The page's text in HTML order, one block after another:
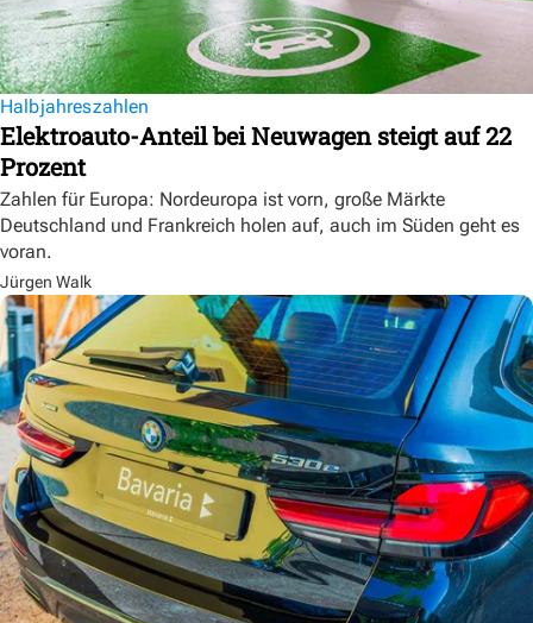
Halbjahreszahlen
Elektroauto-Anteil bei Neuwagen steigt auf 22
Prozent
Zahlen für Europa: Nordeuropa ist vorn, große Märkte
Deutschland und Frankreich holen auf, auch im Süden geht es
voran.
Jürgen Walk